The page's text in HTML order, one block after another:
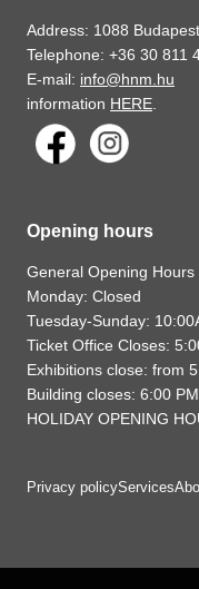
Address: 1088
Telephone: +36 30 811
E-mail: info@hnm.hu
information HERE
Opening hours
General Opening Hours
Monday: Closed
Tuesday-Sunday:
Ticket Office Closes:
Exhibitions close: from
Building closes: 6:00 PM
HOLIDAY OPENING
Privacy policyServices